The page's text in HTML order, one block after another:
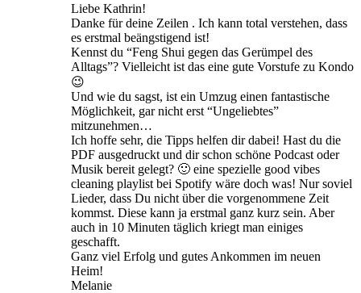
Liebe Kathrin!
Danke für deine Zeilen . Ich kann total verstehen, dass
es erstmal beängstigend ist!
Kennst du “Feng Shui gegen das Gerümpel des
Alltags”? Vielleicht ist das eine gute Vorstufe zu Kondo
😉
Und wie du sagst, ist ein Umzug einen fantastische
Möglichkeit, gar nicht erst “Ungeliebtes”
mitzunehmen…
Ich hoffe sehr, die Tipps helfen dir dabei! Hast du die
PDF ausgedruckt und dir schon schöne Podcast oder
Musik bereit gelegt? 🙂 eine spezielle good vibes
cleaning playlist bei Spotify wäre doch was! Nur soviel
Lieder, dass Du nicht über die vorgenommene Zeit
kommst. Diese kann ja erstmal ganz kurz sein. Aber
auch in 10 Minuten täglich kriegt man einiges
geschafft.
Ganz viel Erfolg und gutes Ankommen im neuen
Heim!
Melanie